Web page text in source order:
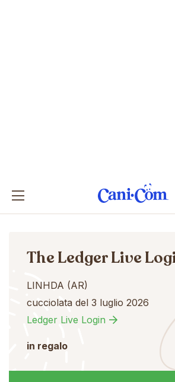
The Ledger Live
LINHDA (AR)
cucciolata del 3 luglio 2026
Ledger Live Login
in regalo